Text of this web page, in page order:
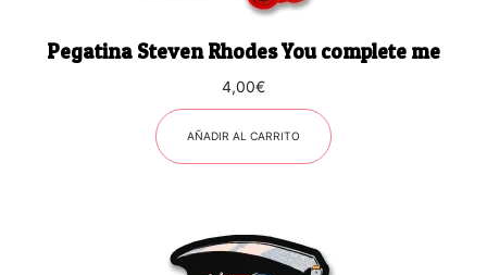
Pegatina Steven Rhodes You complete me
4,00€
AÑADIR AL CARRITO